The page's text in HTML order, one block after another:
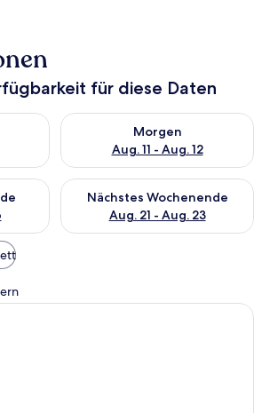
für diese Daten
für heute Nacht, Aug. 10 - Aug.
Morgen
Aug. 11 - Aug. 12
Überprüfe die Verfügbarkeit
für dieses Wochenende, Aug. 14
Nächstes Wochenende
Aug. 21 - Aug. 23
Überprüfe die Verfügbarkeit
Ein Schlafzimmer mit zwei Betten,